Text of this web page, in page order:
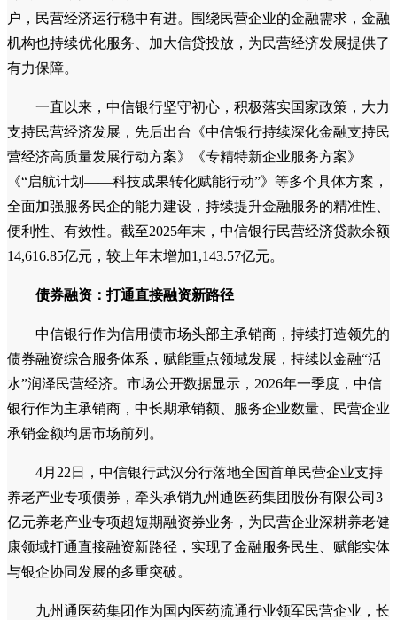
户，民营经济运行稳中有进。围绕民营企业的金融需求，金融
机构也持续优化服务、加大信贷投放，为民营经济发展提供了
有力保障。
一直以来，中信银行坚守初心，积极落实国家政策，大力
支持民营经济发展，先后出台《中信银行持续深化金融支持民
营经济高质量发展行动方案》《专精特新企业服务方案》
《“启航计划——科技成果转化赋能行动”》等多个具体方案，
全面加强服务民企的能力建设，持续提升金融服务的精准性、
便利性、有效性。截至2025年末，中信银行民营经济贷款余额
14,616.85亿元，较上年末增加1,143.57亿元。
债券融资：打通直接融资新路径
中信银行作为信用债市场头部主承销商，持续打造领先的
债券融资综合服务体系，赋能重点领域发展，持续以金融“活
水”润泽民营经济。市场公开数据显示，2026年一季度，中信
银行作为主承销商，中长期承销额、服务企业数量、民营企业
承销金额均居市场前列。
4月22日，中信银行武汉分行落地全国首单民营企业支持
养老产业专项债券，牵头承销九州通医药集团股份有限公司3
亿元养老产业专项超短期融资券业务，为民营企业深耕养老健
康领域打通直接融资新路径，实现了金融服务民生、赋能实体
与银企协同发展的多重突破。
九州通医药集团作为国内医药流通行业领军民营企业，长